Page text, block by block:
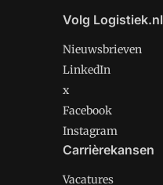
Volg Logistiek.nl
Nieuwsbrieven
LinkedIn
x
Facebook
Instagram
Carrièrekansen
Vacatures